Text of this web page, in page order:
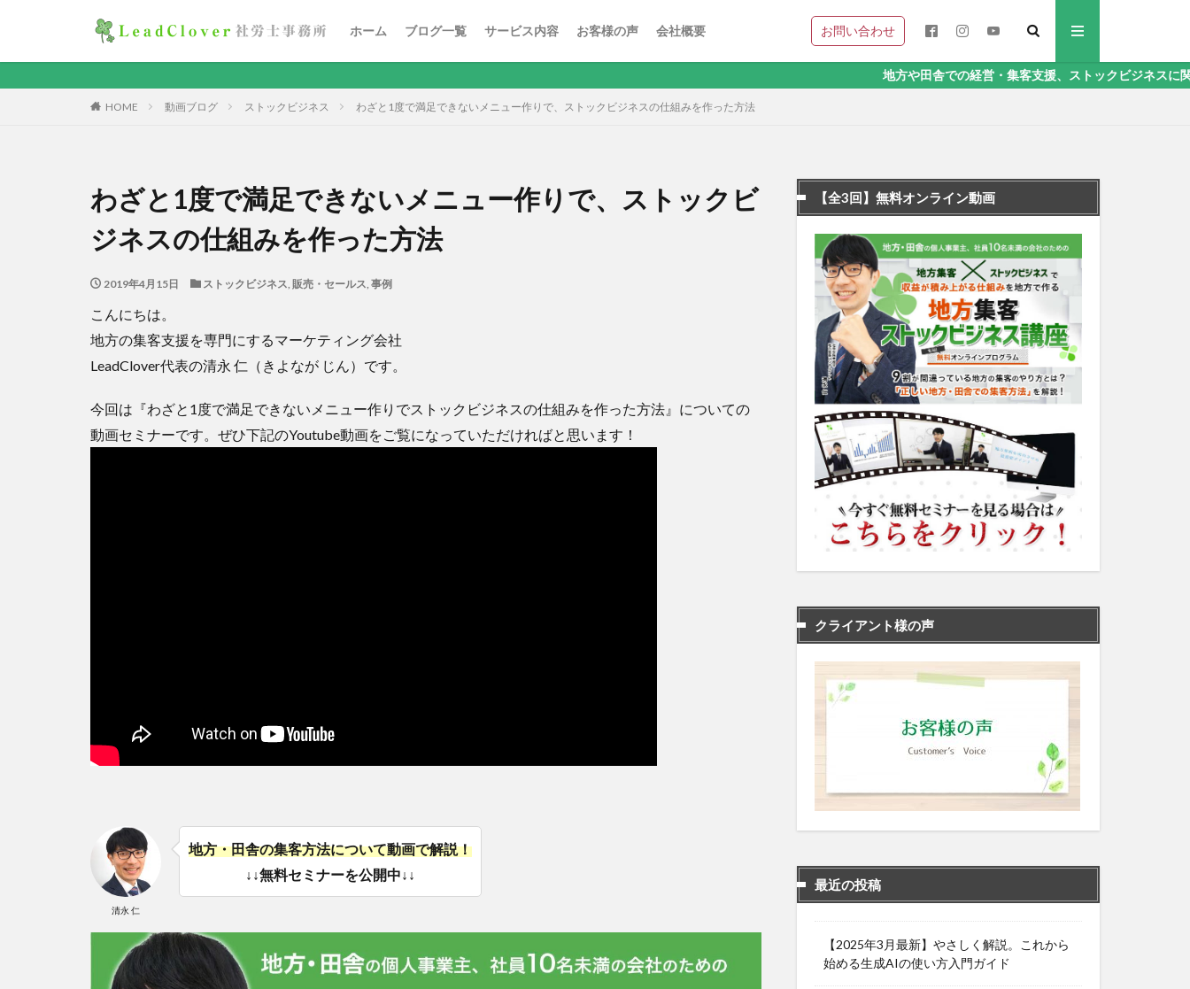
ホーム ブログ一覧 サービス内容 お客様の声 会社概要 お問い合わせ
地方や田舎での経営・集客支援、ストックビジネスに関することなら
HOME 動画ブログ ストックビジネス わざと1度で満足できないメニュー作りで、ストックビジネスの仕組みを作った方法
わざと1度で満足できないメニュー作りで、ストックビ
ジネスの仕組みを作った方法
2019年4月15日 ストックビジネス, 販売・セールス, 事例
こんにちは。
地方の集客支援を専門にするマーケティング会社
LeadClover代表の清永 仁（きよなが じん）です。
今回は『わざと1度で満足できないメニュー作りでストックビジネスの仕組みを作った方法』についての
動画セミナーです。ぜひ下記のYoutube動画をご覧になっていただければと思います！
清永 仁
地方・田舎の集客方法について動画で解説！
↓↓無料セミナーを公開中↓↓
【全3回】無料オンライン動画
クライアント様の声
最近の投稿
【2025年3月最新】やさしく解説。これから
始める生成AIの使い方入門ガイド